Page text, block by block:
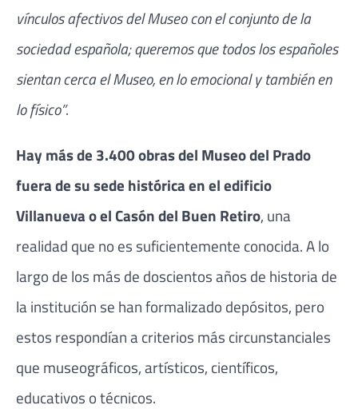
vínculos afectivos del Museo con el conjunto de la
sociedad española; queremos que todos los españoles
sientan cerca el Museo, en lo emocional y también en
lo físico”.
Hay más de 3.400 obras del Museo del Prado
fuera de su sede histórica en el edificio
Villanueva o el Casón del Buen Retiro, una
realidad que no es suficientemente conocida. A lo
largo de los más de doscientos años de historia de
la institución se han formalizado depósitos, pero
estos respondían a criterios más circunstanciales
que museográficos, artísticos, científicos,
educativos o técnicos.